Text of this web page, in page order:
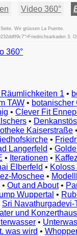
Video 360°
Wir grüssen La Puente.
3.
360°
1 •
TAW • botanischer
• Clever Fit
•
Kaiserstraße •
•
Langerfeld •
• Iterationen •
Elberfeld • Koloss
Moschee •
• Out and About•
Wuppertal •
Sri
und
•
was wird •